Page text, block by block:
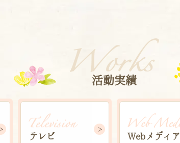
活動実績
テレビ Webメディア